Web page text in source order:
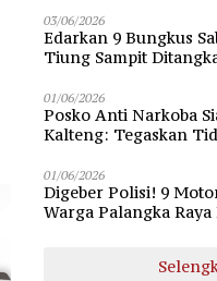
03/06/2026
Edarkan 9 Bungkus
Tiung Sampit
01/06/2026
Posko Anti Narkoba
Kalteng: Tegaskan
01/06/2026
Digeber Polisi! 9
Warga Palangka